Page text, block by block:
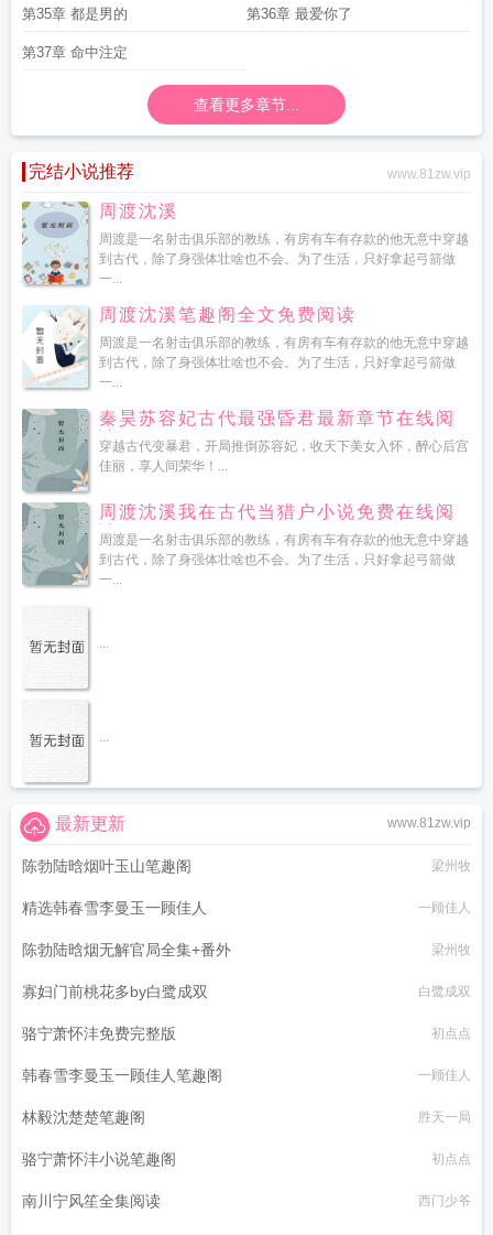
第35章 都是男的 第36章 最爱你了
第37章 命中注定
查看更多章节...
完结小说推荐 www.81zw.vip
周渡沈溪
周渡是一名射击俱乐部的教练，有房有车有存款的他无意中穿越
到古代，除了身强体壮啥也不会。为了生活，只好拿起弓箭做
一...
周渡沈溪笔趣阁全文免费阅读
周渡是一名射击俱乐部的教练，有房有车有存款的他无意中穿越
到古代，除了身强体壮啥也不会。为了生活，只好拿起弓箭做
一...
秦昊苏容妃古代最强昏君最新章节在线阅
读
穿越古代变暴君，开局推倒苏容妃，收天下美女入怀，醉心后宫
佳丽，享人间荣华！...
周渡沈溪我在古代当猎户小说免费在线阅
读
周渡是一名射击俱乐部的教练，有房有车有存款的他无意中穿越
到古代，除了身强体壮啥也不会。为了生活，只好拿起弓箭做
一...
...
...
www.81zw.vip
最新更新
陈勃陆晗烟叶玉山笔趣阁 梁州牧
精选韩春雪李曼玉一顾佳人 一顾佳人
陈勃陆晗烟无解官局全集+番外 梁州牧
寡妇门前桃花多by白鹭成双 白鹭成双
骆宁萧怀沣免费完整版 初点点
韩春雪李曼玉一顾佳人笔趣阁 一顾佳人
林毅沈楚楚笔趣阁 胜天一局
骆宁萧怀沣小说笔趣阁 初点点
南川宁风笙全集阅读 西门少爷